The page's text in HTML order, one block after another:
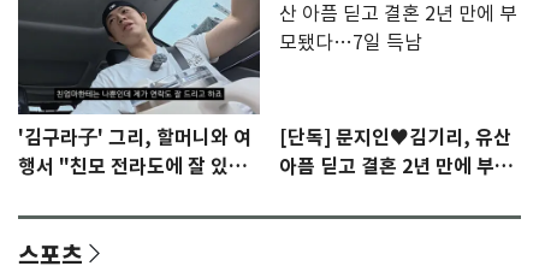
'김구라子' 그리, 할머니와 여
행서 "친모 전라도에 잘 있
[단독] 문지인♥김기리, 유산
아픔 딛고 결혼 2년 만에 부모
스포츠